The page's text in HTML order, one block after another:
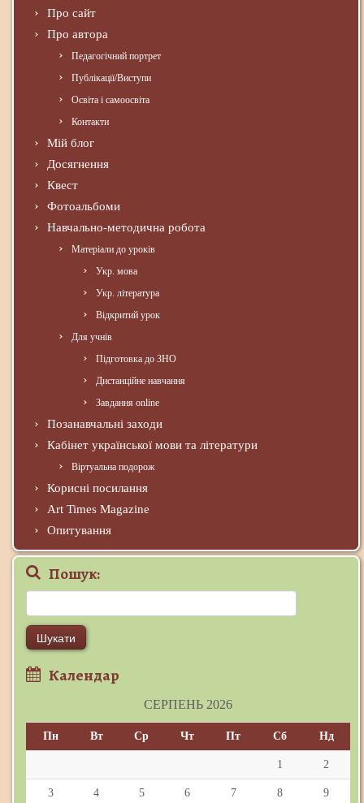
Про сайт
Про автора
Педагогічний портрет
Публікації/Виступи
Освіта і самоосвіта
Контакти
Мій блог
Досягнення
Квест
Фотоальбоми
Навчально-методична робота
Матеріали до уроків
Укр. мова
Укр. література
Відкритий урок
Для учнів
Підготовка до ЗНО
Дистанційне навчання
Завдання online
Позанавчальні заходи
Кабінет української мови та літератури
Віртуальна подорож
Корисні посилання
Art Times Magazine
Опитування
Пошук:
Календар
СЕРПЕНЬ 2026
Пн Вт Ср Чт Пт Сб Нд
1 2
3 4 5 6 7 8 9